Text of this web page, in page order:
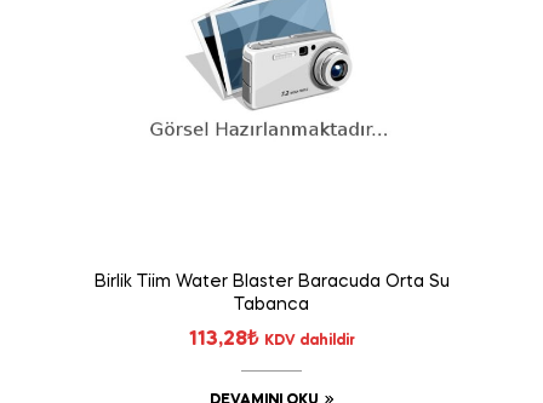
Birlik Tiim Water Blaster Baracuda Orta Su
Tabanca
113,28₺ KDV dahildir
DEVAMINI OKU